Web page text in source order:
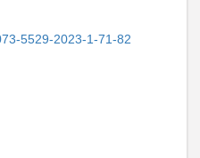
5529-2023-1-71-82